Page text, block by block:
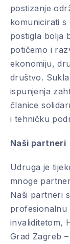
postizanje
komunicirati s
postigla bolja
potičemo i
ekonomiju,
društvo.
ispunjenja
članice
i tehničku
Naši partneri
Udruga je
mnoge
Naši partneri
profesionalnu
invaliditetom,
Grad Zagreb